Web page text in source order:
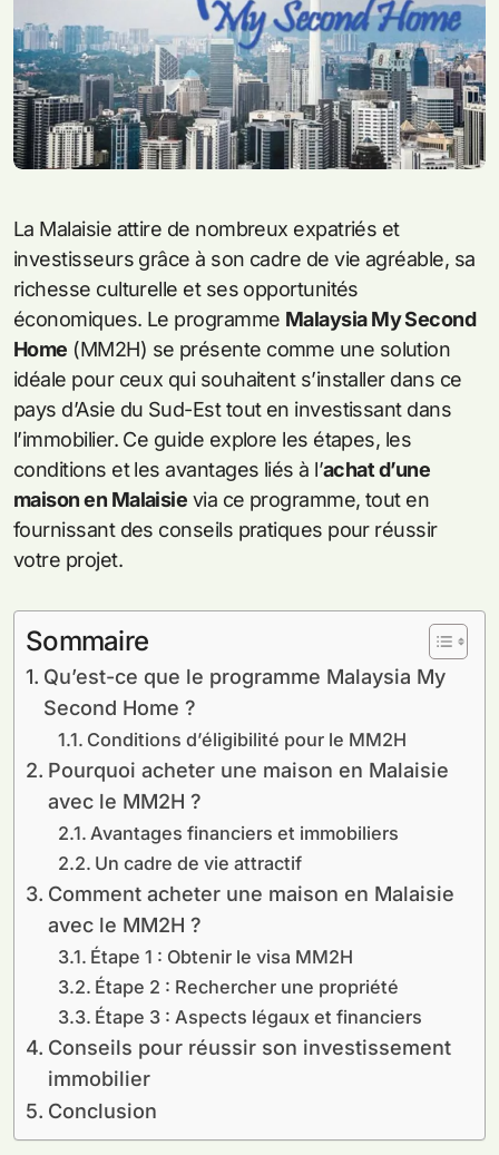
La Malaisie attire de nombreux expatriés et
investisseurs grâce à son cadre de vie agréable, sa
richesse culturelle et ses opportunités
économiques. Le programme Malaysia My Second
Home (MM2H) se présente comme une solution
idéale pour ceux qui souhaitent s’installer dans ce
pays d’Asie du Sud-Est tout en investissant dans
l’immobilier. Ce guide explore les étapes, les
conditions et les avantages liés à l’achat d’une
maison en Malaisie via ce programme, tout en
fournissant des conseils pratiques pour réussir
votre projet.
Sommaire
Qu’est-ce que le programme Malaysia My
Second Home ?
Conditions d’éligibilité pour le MM2H
Pourquoi acheter une maison en Malaisie
avec le MM2H ?
Avantages financiers et immobiliers
Un cadre de vie attractif
Comment acheter une maison en Malaisie
avec le MM2H ?
Étape 1 : Obtenir le visa MM2H
Étape 2 : Rechercher une propriété
Étape 3 : Aspects légaux et financiers
Conseils pour réussir son investissement
immobilier
Conclusion